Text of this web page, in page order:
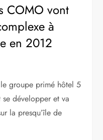
COMO vont
à
en 2012
groupe primé hôtel 5
développer et va
la presqu’île de